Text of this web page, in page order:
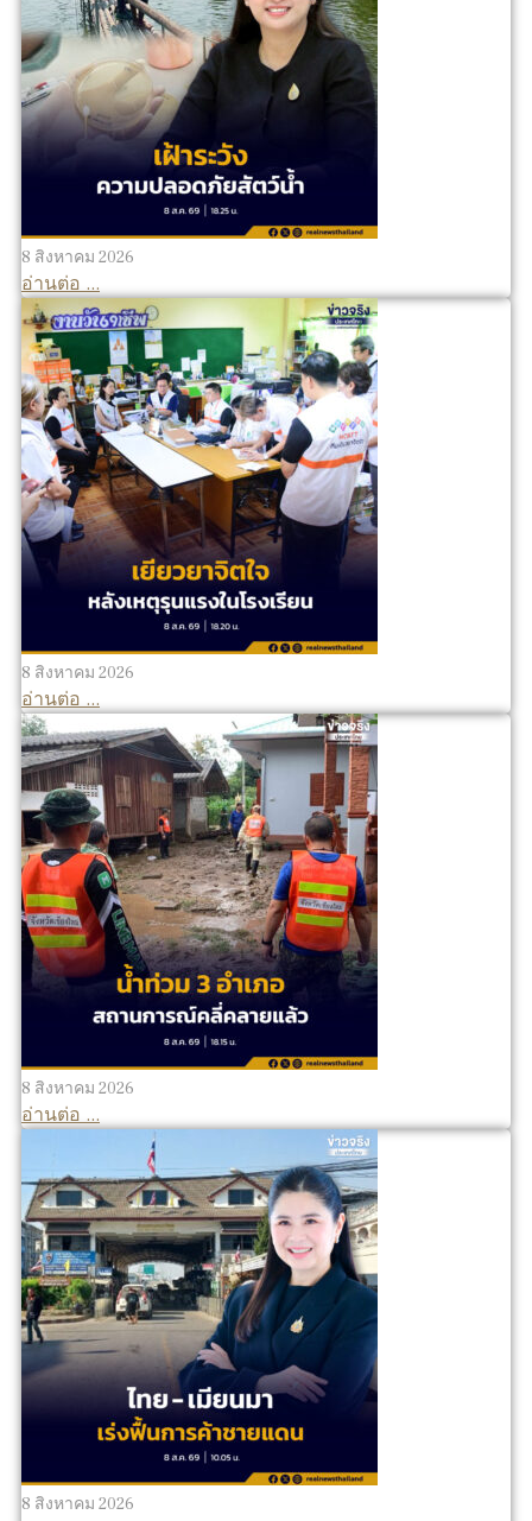
8 สิงหาคม 2026
อ่านต่อ ...
8 สิงหาคม 2026
อ่านต่อ ...
8 สิงหาคม 2026
อ่านต่อ ...
8 สิงหาคม 2026